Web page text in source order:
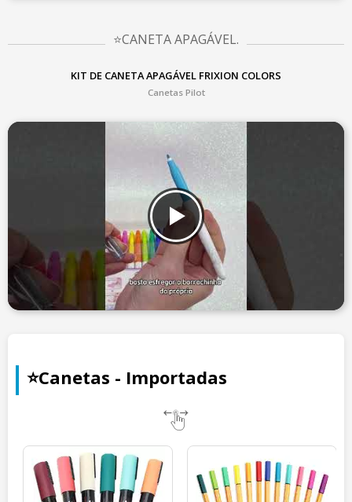
⭐CANETA APAGÁVEL.
KIT DE CANETA APAGÁVEL FRIXION COLORS
Canetas Pilot
⭐Canetas - Importadas